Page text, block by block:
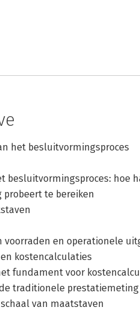
het besluitvormingsproces
besluitvormingsproces: hoe
probeert te bereiken
voorraden en operationele
kostencalculaties
fundament voor
traditionele prestatiemeting
van maatstaven